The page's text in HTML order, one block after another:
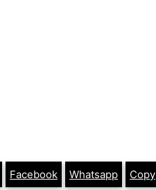
Facebook Whatsapp Copy